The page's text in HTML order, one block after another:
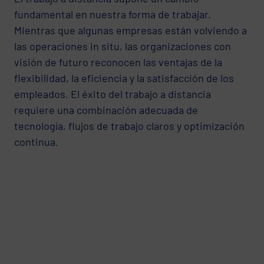
fundamental en nuestra forma de trabajar.
Mientras que algunas empresas están volviendo a
las operaciones in situ, las organizaciones con
visión de futuro reconocen las ventajas de la
flexibilidad, la eficiencia y la satisfacción de los
empleados. El éxito del trabajo a distancia
requiere una combinación adecuada de
tecnología, flujos de trabajo claros y optimización
continua.